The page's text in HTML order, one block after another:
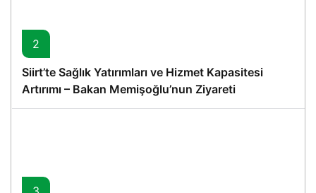
2
Siirt’te Sağlık Yatırımları ve Hizmet Kapasitesi
Artırımı – Bakan Memişoğlu’nun Ziyareti